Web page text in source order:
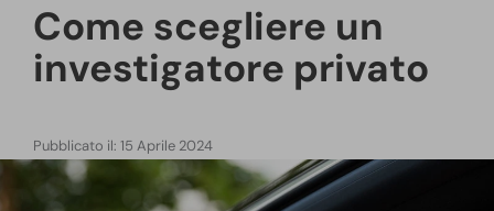
Come scegliere un
investigatore privato
Pubblicato il: 15 Aprile 2024